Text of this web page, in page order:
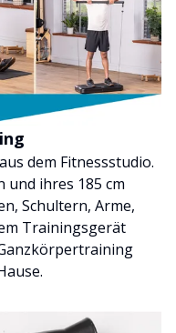
dem Fitnessstudio.
und ihres 185 cm
Schultern, Arme,
Trainingsgerät